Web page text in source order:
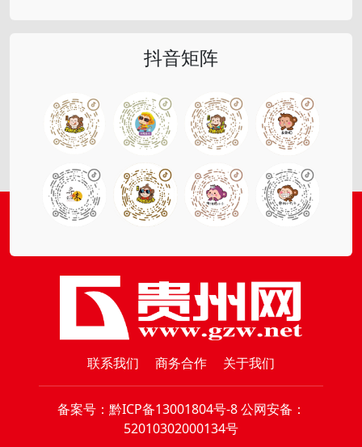
抖音矩阵
联系我们 商务合作 关于我们
备案号： 黔ICP备13001804号-8 公网安备：
52010302000134号